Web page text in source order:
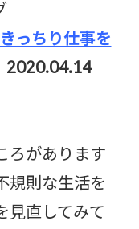
っちり仕事を
2020.04.14
ろがあります
規則な生活を
見直してみて